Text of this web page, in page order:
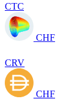
CTC
CHF
CRV
CHF